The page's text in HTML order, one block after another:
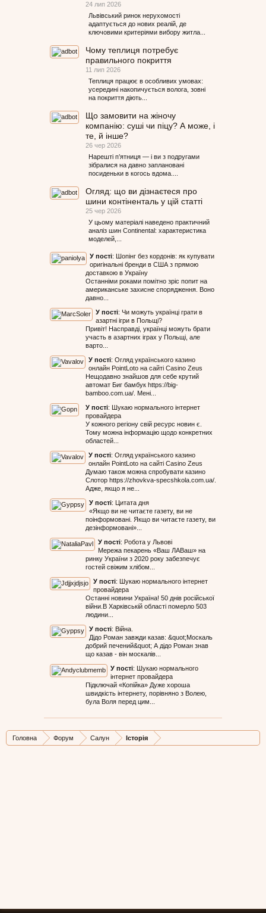
24 лип 2026
Львівський ринок нерухомості
адаптується до нових реалій, де
ключовими критеріями вибору житла...
Чому теплиця потребує
правильного покриття
11 лип 2026
Теплиця працює в особливих умовах:
усередині накопичується волога, зовні
на покриття діють...
Що замовити на жіночу
компанію: суші чи піцу? А може, і
те, й інше?
26 чер 2026
Нарешті п’ятниця — і ви з подругами
зібралися на давно заплановані
посиденьки в когось вдома....
Огляд: що ви дізнаєтеся про
шини контіненталь у цій статті
25 чер 2026
У цьому матеріалі наведено практичний
аналіз шин Continental: характеристика
моделей,...
У пості: Шопінг без кордонів: як купувати
оригінальні бренди в США з прямою
доставкою в Україну
Останніми роками помітно зріс попит на
американське захисне спорядження. Воно
давно...
У пості: Чи можуть українці грати в
азартні ігри в Польщі?
Привіт! Насправді, українці можуть брати
участь в азартних іграх у Польщі, але
варто...
У пості: Огляд українського казино
онлайн PointLoto на сайті Casino Zeus
Нещодавно знайшов для себе крутий
автомат Биг бамбук https://big-
bamboo.com.ua/. Мені...
У пості: Шукаю нормального інтернет
провайдера
У кожного регіону свій ресурс новин є.
Тому можна інформацію щодо конкретних
областей...
У пості: Огляд українського казино
онлайн PointLoto на сайті Casino Zeus
Думаю також можна спробувати казино
Слотор https://zhovkva-specshkola.com.ua/.
Адже, якщо я не...
У пості: Цитата дня
«Якщо ви не читаєте газету, ви не
поінформовані. Якщо ви читаєте газету, ви
дезінформовані»...
У пості: Робота у Львові
Мережа пекарень «Ваш ЛАВаш» на
ринку України з 2020 року забезпечує
гостей свіжим хлібом...
У пості: Шукаю нормального інтернет
провайдера
Останні новини Україна! 50 днів російської
війни.В Харківській області померло 503
людини...
У пості: Війна.
Дідо Роман завжди казав: &quot;Москаль
добрий печений&quot; А дідо Роман знав
що казав - він москалів...
У пості: Шукаю нормального
інтернет провайдера
Підключай «Копійка» Дуже хороша
швидкість інтернету, порівняно з Волею,
була Воля перед цим...
Головна Форум Салун Історія